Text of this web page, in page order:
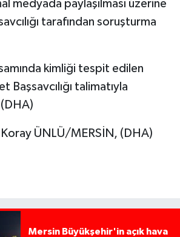
medyada paylaşılması üzerine
tarafından soruşturma
kimliği tespit edilen
Başsavcılığı talimatıyla
(DHA)
ÜNLÜ/MERSİN, (DHA)
Mersin Büyükşehir'in açık hava